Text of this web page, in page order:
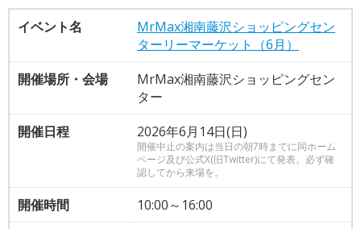
イベント名
MrMax湘南藤沢ショッピングセン
ターリーマーケット（6月）
開催場所・会場
MrMax湘南藤沢ショッピングセン
ター
開催日程
2026年6月14日(日)
開催中止の案内は当日の朝7時までに同ホーム
ページ及び公式X(旧Twitter)にて発表。必ず確
認してから来場を。
開催時間
10:00～16:00